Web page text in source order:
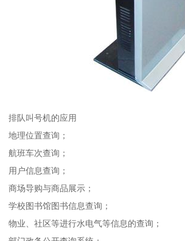
排队叫号机的应用
地理位置查询；
航班车次查询；
用户信息查询；
商场导购与商品展示；
学校图书馆图书信息查询；
物业、社区等进行水电气等信息的查询；